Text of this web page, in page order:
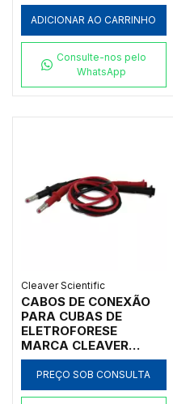
ADICIONAR AO CARRINHO
Consulte-nos pelo
WhatsApp
Cleaver Scientific
CABOS DE CONEXÃO
PARA CUBAS DE
ELETROFORESE
MARCA CLEAVER
SCIENTIFIC - CÓDIGO
CSL-CAB
PREÇO SOB CONSULTA